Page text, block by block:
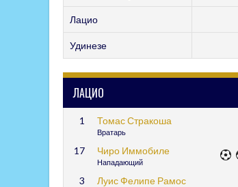
Лацио
Удинезе
ЛАЦИО
1 Томас Стракоша
Вратарь
17 Чиро Иммобиле
Нападающий
3 Луис Фелипе Рамос